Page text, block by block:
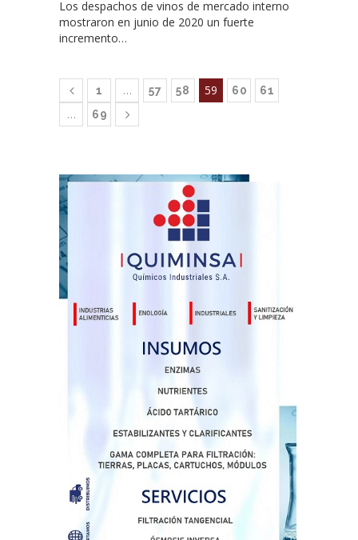
Los despachos de vinos de mercado interno
mostraron en junio de 2020 un fuerte
incremento…
1 … 57 58 59 60 61
… 69